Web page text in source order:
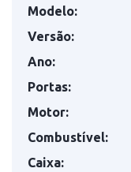
Modelo:
Versão:
Ano:
Portas:
Motor:
Combustível:
Caixa: